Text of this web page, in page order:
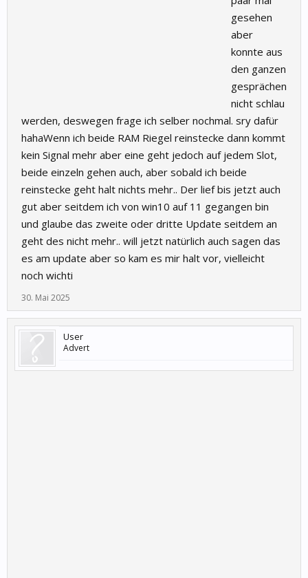
gesehen
aber
konnte aus
den ganzen
gesprächen
nicht schlau
werden, deswegen frage ich selber nochmal. sry dafür
hahaWenn ich beide RAM Riegel reinstecke dann kommt
kein Signal mehr aber eine geht jedoch auf jedem Slot,
beide einzeln gehen auch, aber sobald ich beide
reinstecke geht halt nichts mehr.. Der lief bis jetzt auch
gut aber seitdem ich von win10 auf 11 gegangen bin
und glaube das zweite oder dritte Update seitdem an
geht des nicht mehr.. will jetzt natürlich auch sagen das
es am update aber so kam es mir halt vor, vielleicht
noch wichti
30. Mai 2025
User
Advert